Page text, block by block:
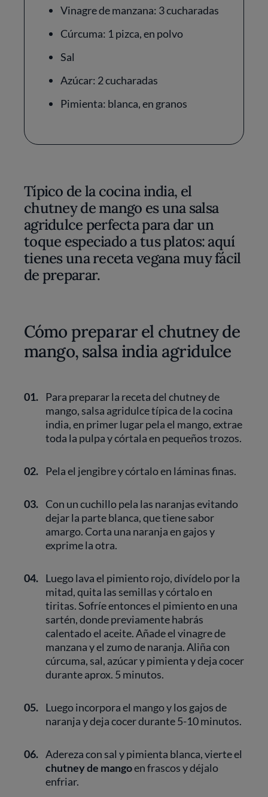
Vinagre de manzana: 3 cucharadas
Cúrcuma: 1 pizca, en polvo
Sal
Azúcar: 2 cucharadas
Pimienta: blanca, en granos
Típico de la cocina india, el
chutney de mango es una salsa
agridulce perfecta para dar un
toque especiado a tus platos: aquí
tienes una receta vegana muy fácil
de preparar.
Cómo preparar el chutney de
mango, salsa india agridulce
01. Para preparar la receta del chutney de
mango, salsa agridulce típica de la cocina
india, en primer lugar pela el mango, extrae
toda la pulpa y córtala en pequeños trozos.
02. Pela el jengibre y córtalo en láminas finas.
03. Con un cuchillo pela las naranjas evitando
dejar la parte blanca, que tiene sabor
amargo. Corta una naranja en gajos y
exprime la otra.
04. Luego lava el pimiento rojo, divídelo por la
mitad, quita las semillas y córtalo en
tiritas. Sofríe entonces el pimiento en una
sartén, donde previamente habrás
calentado el aceite. Añade el vinagre de
manzana y el zumo de naranja. Aliña con
cúrcuma, sal, azúcar y pimienta y deja cocer
durante aprox. 5 minutos.
05. Luego incorpora el mango y los gajos de
naranja y deja cocer durante 5-10 minutos.
06. Adereza con sal y pimienta blanca, vierte el
chutney de mangoen frascos y déjalo
enfriar.